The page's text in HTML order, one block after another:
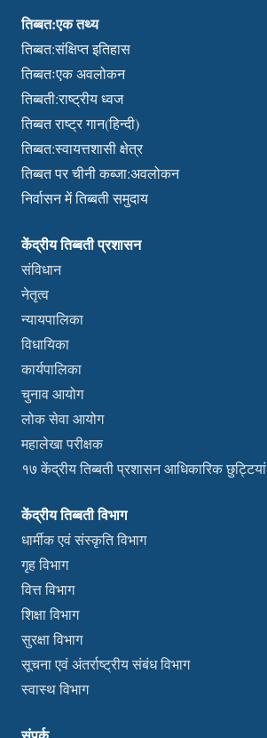
तिब्बत:एक तथ्य
तिब्बत:संक्षिप्त इतिहास
तिब्बतःएक अवलोकन
तिब्बती:राष्ट्रीय ध्वज
तिब्बत राष्ट्र गान(हिन्दी)
तिब्बत:स्वायत्तशासी क्षेत्र
तिब्बत पर चीनी कब्जा:अवलोकन
निर्वासन में तिब्बती समुदाय
केंद्रीय तिब्बती प्रशासन
संविधान
नेतृत्व
न्यायपालिका
विधायिका
कार्यपालिका
चुनाव आयोग
लोक सेवा आयोग
महालेखा परीक्षक
१७ केंद्रीय तिब्बती प्रशासन आधिकारिक छुट्टियां
केंद्रीय तिब्बती विभाग
धार्मीक एवं संस्कृति विभाग
गृह विभाग
वित्त विभाग
शिक्षा विभाग
सुरक्षा विभाग
सूचना एवं अंतर्राष्ट्रीय संबंध विभाग
स्वास्थ विभाग